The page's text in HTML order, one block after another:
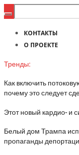
КОНТАКТЫ
О ПРОЕКТЕ
Тренды:
Как включить
почему это следует
Этот новый кардио- и
Белый дом Трампа
пропаганды